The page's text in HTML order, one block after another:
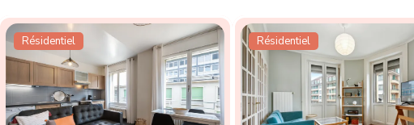
Résidentiel Résidentiel